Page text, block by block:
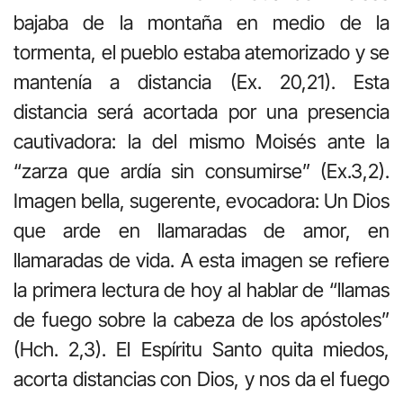
bajaba de la montaña en medio de la
tormenta, el pueblo estaba atemorizado y se
mantenía a distancia (Ex. 20,21). Esta
distancia será acortada por una presencia
cautivadora: la del mismo Moisés ante la
“zarza que ardía sin consumirse” (Ex.3,2).
Imagen bella, sugerente, evocadora: Un Dios
que arde en llamaradas de amor, en
llamaradas de vida. A esta imagen se refiere
la primera lectura de hoy al hablar de “llamas
de fuego sobre la cabeza de los apóstoles”
(Hch. 2,3). El Espíritu Santo quita miedos,
acorta distancias con Dios, y nos da el fuego